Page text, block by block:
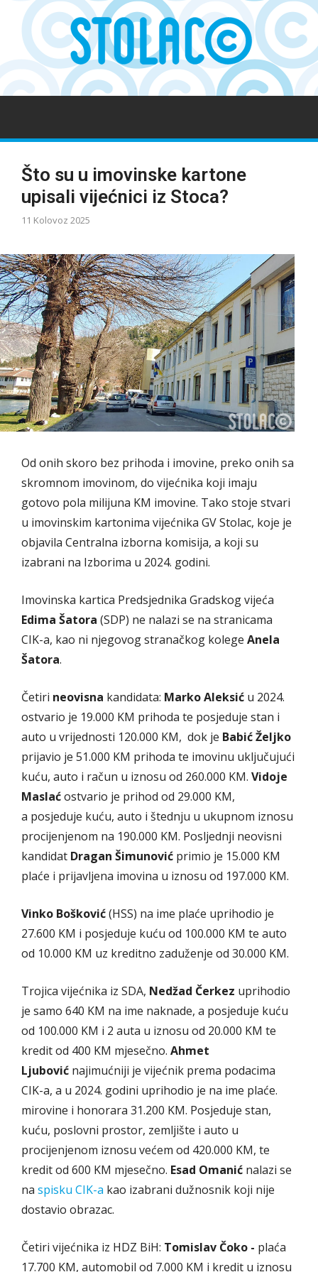
Što su u imovinske kartone
upisali vijećnici iz Stoca?
11 Kolovoz 2025
Od onih skoro bez prihoda i imovine, preko onih sa
skromnom imovinom, do vijećnika koji imaju
gotovo pola milijuna KM imovine. Tako stoje stvari
u imovinskim kartonima vijećnika GV Stolac, koje je
objavila Centralna izborna komisija, a koji su
izabrani na Izborima u 2024. godini.
Imovinska kartica Predsjednika Gradskog vijeća
Edima Šatora (SDP) ne nalazi se na stranicama
CIK-a, kao ni njegovog stranačkog kolege Anela
Šatora.
Četiri neovisna kandidata: Marko Aleksić u 2024.
ostvario je 19.000 KM prihoda te posjeduje stan i
auto u vrijednosti 120.000 KM, dok je Babić Željko
prijavio je 51.000 KM prihoda te imovinu uključujući
kuću, auto i račun u iznosu od 260.000 KM. Vidoje
Maslaćostvario je prihod od 29.000 KM,
a posjeduje kuću, auto i štednju u ukupnom iznosu
procijenjenom na 190.000 KM. Posljednji neovisni
kandidat Dragan Šimunović primio je 15.000 KM
plaće i prijavljena imovina u iznosu od 197.000 KM.
Vinko Bošković(HSS) na ime plaće uprihodio je
27.600 KM i posjeduje kuću od 100.000 KM te auto
od 10.000 KM uz kreditno zaduženje od 30.000 KM.
Trojica vijećnika iz SDA, Nedžad Čerkez uprihodio
je samo 640 KM na ime naknade, a posjeduje kuću
od 100.000 KM i 2 auta u iznosu od 20.000 KM te
kredit od 400 KM mjesečno. Ahmet
Ljubović najimućniji je vijećnik prema podacima
CIK-a, a u 2024. godini uprihodio je na ime plaće.
mirovine i honorara 31.200 KM. Posjeduje stan,
kuću, poslovni prostor, zemljište i auto u
procijenjenom iznosu većem od 420.000 KM, te
kredit od 600 KM mjesečno. Esad Omanić nalazi se
na spisku CIK-a kao izabrani dužnosnik koji nije
dostavio obrazac.
Četiri vijećnika iz HDZ BiH: Tomislav Čoko - plaća
17.700 KM, automobil od 7.000 KM i kredit u iznosu